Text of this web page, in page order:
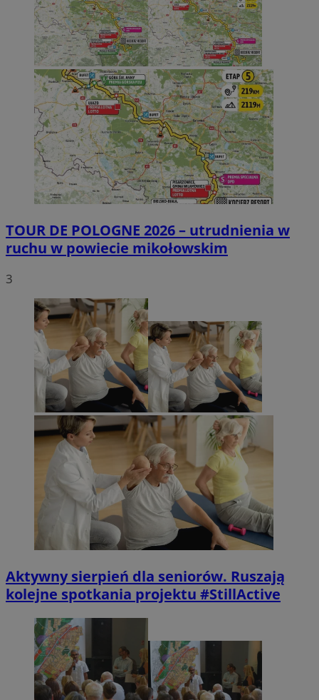
TOUR DE POLOGNE 2026 – utrudnienia w
ruchu w powiecie mikołowskim
3
Aktywny sierpień dla seniorów. Ruszają
kolejne spotkania projektu #StillActive